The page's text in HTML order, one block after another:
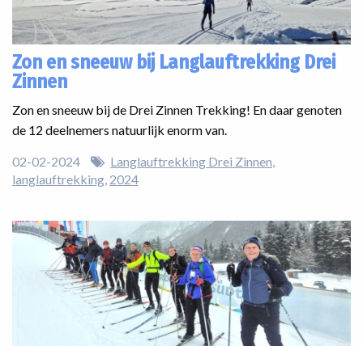
Zon en sneeuw bij Langlauftrekking Drei
Zinnen
Zon en sneeuw bij de Drei Zinnen Trekking! En daar genoten
de 12 deelnemers natuurlijk enorm van.
02-02-2024
Langlauftrekking Drei Zinnen
langlauftrekking 2024